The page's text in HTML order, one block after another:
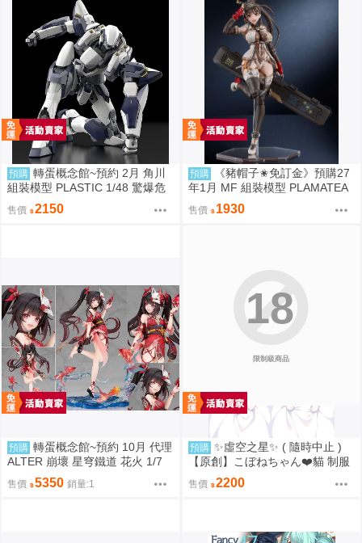
預購 轉蛋概念館~預約 2月 角川
組裝模型 PLASTIC 1/48 驚爆危
機 強弩兵 ARX-7 一般版
售價 2150
預購
《豬帽子✬免訂金》預購27
年1月 MF 組裝模型 PLAMATEA
繪師toridamono MX醬 0906
售價 1930
預購 轉蛋概念館~預約 10月 代理
ALTER 崩壞 星穹鐵道 花火 1/7
附特典 免訂金
售價 5350 銷量:1
限制級商品
18
預購 ✨虛空之星✨ ( 隨時中止 )
【原創】こぼねちゃん❤️貓 制服
❤️ 抱枕套 160X50 CM 2WAYト
リコット 材質 [日本空運] 44147
售價 2200